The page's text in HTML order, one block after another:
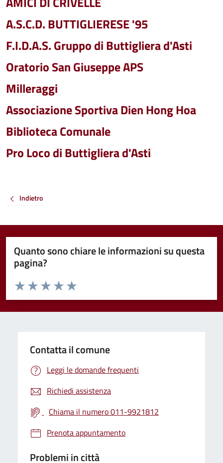
A.S.C.D. BUTTIGLIERESE '95
F.I.D.A.S. Gruppo di Buttigliera d'Asti
Oratorio San Giuseppe APS
Milleraggi
Associazione Sportiva Dien Hong Hoa
Biblioteca Comunale
Pro Loco di Buttigliera d'Asti
Indietro
Quanto sono chiare le informazioni su questa
pagina?
Valuta da 1 a 5 stelle la pagina
Valuta 5 stelle su 5
Valuta 4 stelle su 5
Valuta 3 stelle su 5
Valuta 2 stelle su 5
Valuta 1 stelle su 5
Contatta il comune
Leggi le domande frequenti
Richiedi assistenza
Chiama il numero 011-9921812
Prenota appuntamento
Problemi in città